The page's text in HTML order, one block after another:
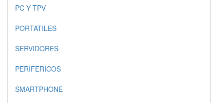
PC Y TPV
PORTATILES
SERVIDORES
PERIFERICOS
SMARTPHONE